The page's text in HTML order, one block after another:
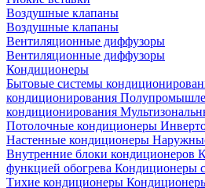
Воздушные клапаны
Воздушные клапаны
Вентиляционные диффузоры
Вентиляционные диффузоры
Кондиционеры
Бытовые системы
кондиционирования
кондиционирования
Потолочные кондиционеры
Настенные кондиционеры
Внутренние блоки кондиционеров
функцией обогрева Кондиционеры
Тихие кондиционеры